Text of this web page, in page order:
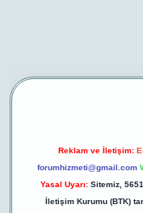
Reklam ve İletişim:
forumhizmeti@gmail.com
Yasal Uyarı: Sitemiz,
İletişim Kurumu (BTK)